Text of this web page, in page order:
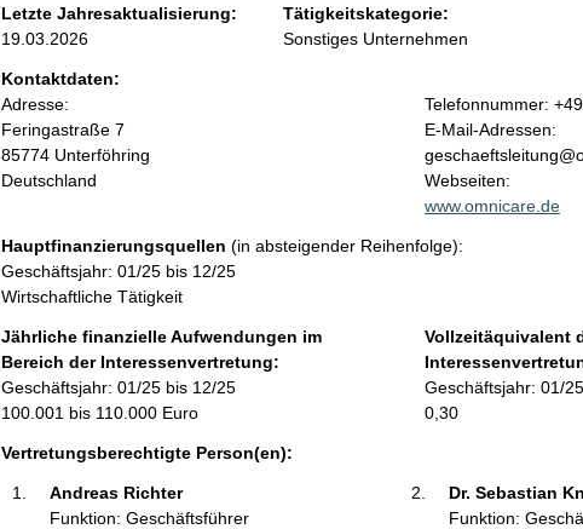
t
e
n
i
n
h
a
l
Letzte Jahresaktualisierung:
19.03.2026
Tätigkeitskategorie:
Sonstiges Unternehmen
Kontaktdaten:
Adresse:
Feringastraße 7
85774 Unterföhring
Deutschland
K
o
n
t
a
t
f
o
r
m
Telefonnummer:
E-Mail-Adressen:
Webseiten:
www.omnicare.de
Hauptfinanzierungsquellen (in absteigender Reihenfolge):
Geschäftsjahr: 01/25 bis 12/25
Wirtschaftliche Tätigkeit
Jährliche finanzielle Aufwendungen im
Bereich der Interessenvertretung:
Geschäftsjahr: 01/25 bis 12/25
100.001 bis 110.000 Euro
Vollzeitäquivalent
Geschäftsjahr: 01/
0,30
Vertretungsberechtigte Person(en):
Andreas Richter
Funktion: Geschäftsführer
Dr. Sebastian
Funktion: